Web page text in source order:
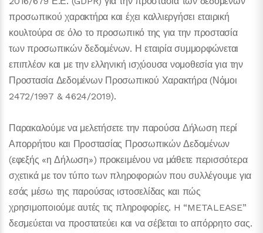
προσωπικού χαρακτήρα και έχει καλλιεργήσει εταιρική
κουλτούρα σε όλο το προσωπικό της για την προστασία
των προσωπικών δεδομένων. Η εταιρία συμμορφώνεται
επιπλέον και με την ελληνική ισχύουσα νομοθεσία για την
Προστασία Δεδομένων Προσωπικού Χαρακτήρα (Νόμοι
2472/1997 & 4624/2019).
Παρακαλούμε να μελετήσετε την παρούσα Δήλωση περί
Απορρήτου και Προστασίας Προσωπικών Δεδομένων
(εφεξής «η Δήλωση») προκειμένου να μάθετε περισσότερα
σχετικά με τον τύπο των πληροφοριών που συλλέγουμε για
εσάς μέσω της παρούσας ιστοσελίδας και πώς
χρησιμοποιούμε αυτές τις πληροφορίες. H “METALEASE”
δεσμεύεται να προστατεύει και να σέβεται το απόρρητο σας.